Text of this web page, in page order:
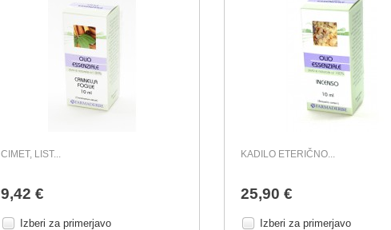
CIMET, LIST...
9,42 €
Izberi za primerjavo
KADILO ETERIČNO...
25,90 €
Izberi za primerjavo